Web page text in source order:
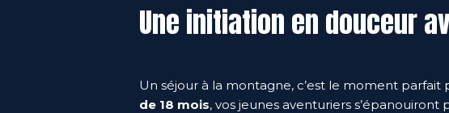
Une initiation en douceur
Un séjour à la montagne, c’est le moment parfait
de 18 mois, vos jeunes aventuriers